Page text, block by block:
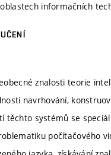
informačních
znalosti teorie
navrhování,
těchto systémů se
počítačového